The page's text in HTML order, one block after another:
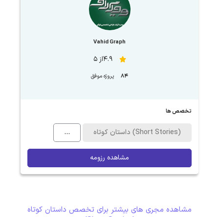
Vahid Graph
4.9از 5
84 پروژه موفق
تخصص ها
داستان کوتاه (Short Stories) ...
مشاهده رزومه
مشاهده مجری های بیشتر برای تخصص داستان کوتاه